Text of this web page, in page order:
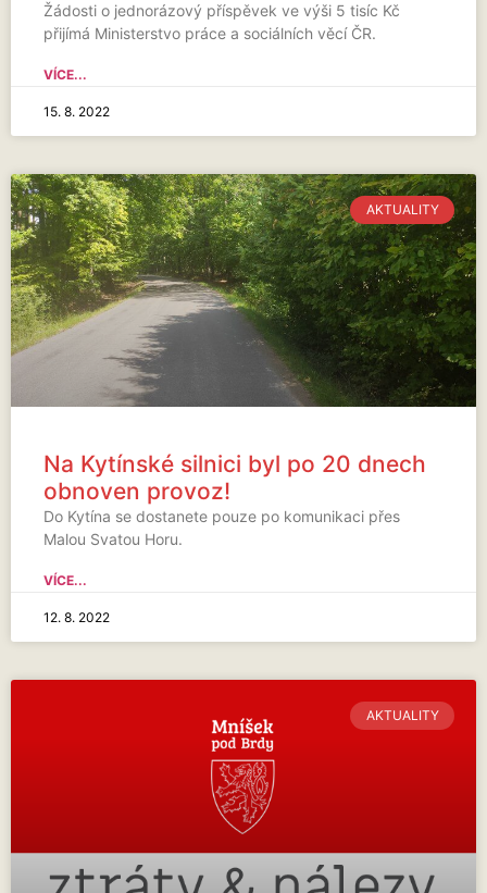
Žádosti o jednorázový příspěvek ve výši 5 tisíc Kč
přijímá Ministerstvo práce a sociálních věcí ČR.
VÍCE...
15. 8. 2022
AKTUALITY
Na Kytínské silnici byl po 20 dnech
obnoven provoz!
Do Kytína se dostanete pouze po komunikaci přes
Malou Svatou Horu.
VÍCE...
12. 8. 2022
AKTUALITY